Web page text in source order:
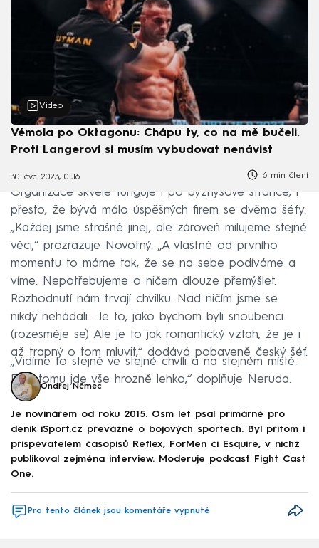
Video
Vémola po Oktagonu: Chápu ty, co na mě bučeli.
Proti Langerovi si musím vybudovat nenávist
30. čvc 2023, 01:16 6 min čtení
Organizace skvěle funguje i po byznysové stránce, i
přesto, že bývá málo úspěšných firem se dvěma šéfy.
„Každej jsme strašně jinej, ale zároveň milujeme stejné
věci,“ prozrazuje Novotný. „A vlastně od prvního
momentu to máme tak, že se na sebe podíváme a
víme. Nepotřebujeme o ničem dlouze přemýšlet.
Rozhodnutí nám trvají chvilku. Nad ničím jsme se
nikdy nehádali… Je to, jako bychom byli snoubenci.
(rozesměje se) Ale je to jak romantický vztah, že je i
až trapný o tom mluvit,“ dodává pobaveně český šéf.
„Vidíme to stejně ve stejné chvíli a na stejném místě.
Díky tomu jde vše hrozně lehko,“ doplňuje Neruda.
Ondřej Němec
Je novinářem od roku 2015. Osm let psal primárně pro
deník iSport.cz převážně o bojových sportech. Byl přitom i
přispěvatelem časopisů Reflex, ForMen či Esquire, v nichž
publikoval zejména interview. Moderuje podcast Fight Cast
One.
Pro tento článek jsou komentáře vypnuté